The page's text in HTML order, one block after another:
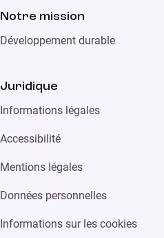
Notre mission
Développement durable
Juridique
Informations légales
Accessibilité
Mentions légales
Données personnelles
Informations sur les cookies